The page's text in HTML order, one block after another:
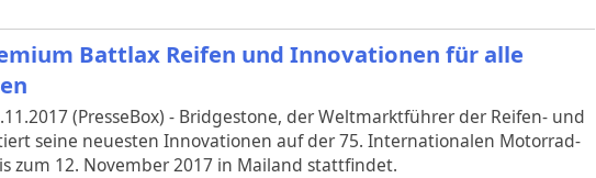
Battlax Reifen und Innovationen für alle
(PresseBox) - Bridgestone, der Weltmarktführer der Reifen- und
seine neuesten Innovationen auf der 75. Internationalen Motorrad-
zum 12. November 2017 in Mailand stattfindet.